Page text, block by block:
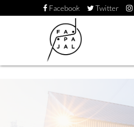
Facebook Twitter